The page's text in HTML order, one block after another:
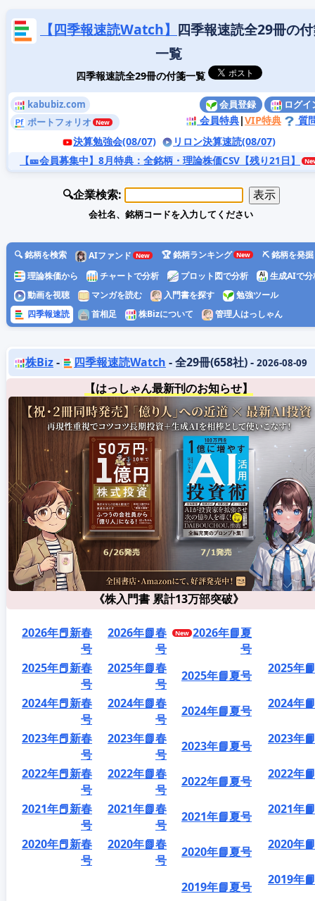
【四季報速読Watch】 四季報速読全29冊の
一覧
四季報速読全29冊の付箋一覧
kabubiz.com
ポートフォリオ
会員登録 ログイ
会員特典|VIP特典
質
決算勉強会(08/07)
リロン決算速読(08/07)
【🎫会員募集中】8月特典 ：全銘柄・理論株価CSV【残り21日】
🔍企業検索:
会社名、銘柄コードを入力してください
🔍 銘柄を検索 AIファンド 🏆 銘柄ランキング
⛏️ 銘柄を発掘
理論株価から
チャートで分析 プロット図で分析
生成AIで分
動画を視聴
マンガを読む 入門書を探す
勉強ツール
四季報速読
首相足 株Bizについて 管理人はっしゃん
株Biz- 四季報速読Watch - 全29冊(658社) - 2026-08-09
【はっしゃん最新刊のお知らせ】
《株入門書 累計13万部突破》
2026年📕新春
号
2026年📗春
号
2026年📘夏
号
2025年📕新春
号
2025年📗春
号
2025年📘夏号 2025年
2024年📕新春
号
2024年📗春
号
2024年📘夏号 2024年
2023年📕新春
号
2023年📗春
号
2023年📘夏号 2023年
2022年📕新春
号
2022年📗春
号
2022年📘夏号 2022年
2021年📕新春
号
2021年📗春
号
2021年📘夏号 2021年
2020年📕新春
号
2020年📗春
号
2020年📘夏号 2020年
2019年📘夏号 2019年